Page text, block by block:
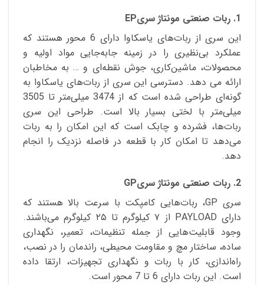
1. ربات صنعتی مونتاژ سریEP
این سری از ربات‌های یاسکاوا دارای 6 محور هستند که
عملکرد بی‌نظیری را در زمینه جا‌به‌جایی مواد اولیه و
محصولات، ماشین‌کاری، جوش نقطه‌ای و … به مخاطبان
ارائه می دهد. دسترسی این سری از ربات‌های یاسکاوا به
گونه‌ای طراحی شده است که از 3474 میلی‌متر تا 3505
میلی‌متر با لختی بسیار بالا است. طراحی این سری
ربات‌ها، فشرده و چابک است که این امکان را به ربات
می‌دهد تا امکان کار با قطعه در فاصله نزدیک را انجام
دهد.
2. ربات صنعتی مونتاژ سریGP
سری GP، ربات‌هایی کامپکت با سرعت بالا هستند که
دارای PAYLOAD از ۷ کیلوگرم تا ۲۵ کیلوگرم می‌باشند.
وجود قابلیت‌هایی از جمله تنظیمات، تعمیر، نگهداری
ساده، ساختار مچ و مقاومت محیطی، راندمان را در نصب،
راه‌اندازی، کار با ربات و نگهداری تجهیزات، ارتقا داده
است. این ربات دارای 6 تا 7 محور است.